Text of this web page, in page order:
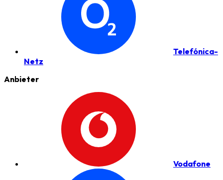
Telefónica-
Netz
Anbieter
Vodafone